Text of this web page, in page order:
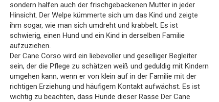
sondern halfen auch der frischgebackenen Mutter in jeder
Hinsicht. Der Welpe kümmerte sich um das Kind und zeigte
ihm sogar, wie man sich umdreht und krabbelt. Es ist
schwierig, einen Hund und ein Kind in derselben Familie
aufzuziehen.
Der Cane Corso wird ein liebevoller und geselliger Begleiter
sein, der die Pflege zu schätzen weiß und geduldig mit Kindern
umgehen kann, wenn er von klein auf in der Familie mit der
richtigen Erziehung und häufigem Kontakt aufwächst. Es ist
wichtig zu beachten, dass Hunde dieser Rasse Der Cane